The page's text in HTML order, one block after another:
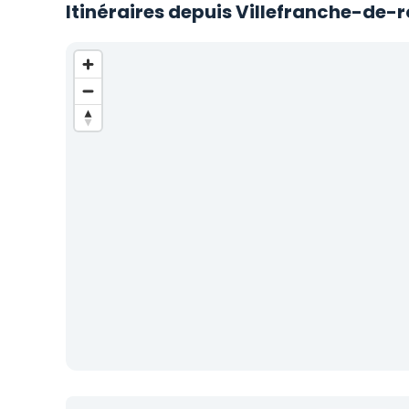
Itinéraires depuis Villefranche-de-